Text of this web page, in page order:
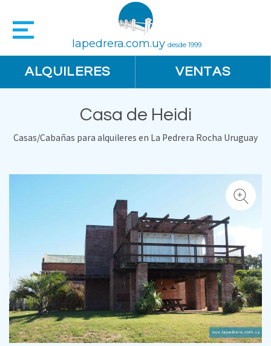
lapedrera.com.uy desde 1999
ALQUILERES VENTAS
Casa de Heidi
Casas/Cabañas para alquileres en La Pedrera Rocha Uruguay